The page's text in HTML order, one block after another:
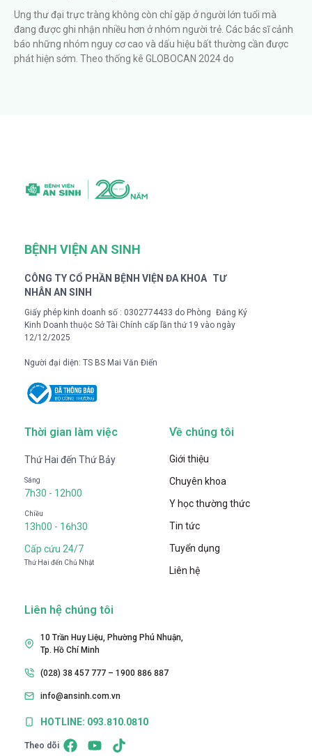
Ung thư đại trực tràng không còn chỉ gặp ở người lớn tuổi mà
đang được ghi nhận nhiều hơn ở nhóm người trẻ. Các bác sĩ cảnh
báo những nhóm nguy cơ cao và dấu hiệu bất thường cần được
phát hiện sớm. Theo thống kê GLOBOCAN 2024 do
BỆNH VIỆN AN SINH
CÔNG TY CỔ PHẦN BỆNH VIỆN ĐA KHOA TƯ
NHÂN AN SINH
Giấy phép kinh doanh số : 0302774433 do Phòng Đăng Ký
Kinh Doanh thuộc Sở Tài Chính cấp lần thứ 19 vào ngày
12/12/2025
Người đại diện: TS BS Mai Văn Điển
Thời gian làm việc
Thứ Hai đến Thứ Bảy
Sáng
7h30 - 12h00
Chiều
13h00 - 16h30
Cấp cứu 24/7
Thứ Hai đến Chủ Nhật
Về chúng tôi
Giới thiệu
Chuyên khoa
Y học thường thức
Tin tức
Tuyển dụng
Liên hệ
Liên hệ chúng tôi
10 Trần Huy Liệu, Phường Phú Nhuận,
Tp. Hồ Chí Minh
(028) 38 457 777 – 1900 886 887
info@ansinh.com.vn
HOTLINE: 093.810.0810
Theo dõi